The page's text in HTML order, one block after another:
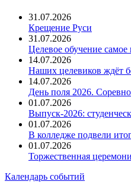
31.07.2026
Крещение Руси
31.07.2026
Целевое обучение самое
14.07.2026
Наших целевиков ждёт
14.07.2026
День поля 2026.
01.07.2026
Выпуск-2026:
01.07.2026
В колледже подвели
01.07.2026
Торжественная
Календарь событий